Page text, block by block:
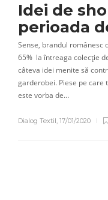
Idei de
perioada
Sense, brandul românesc
65% la întreaga colecție
câteva idei menite să
garderobei. Piese pe care
este vorba de…
Dialog Textil, 17/01/2020